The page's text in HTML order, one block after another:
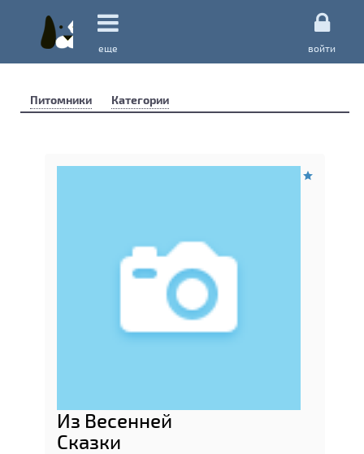
еще войти
Питомники Категории
Из Весенней
Сказки